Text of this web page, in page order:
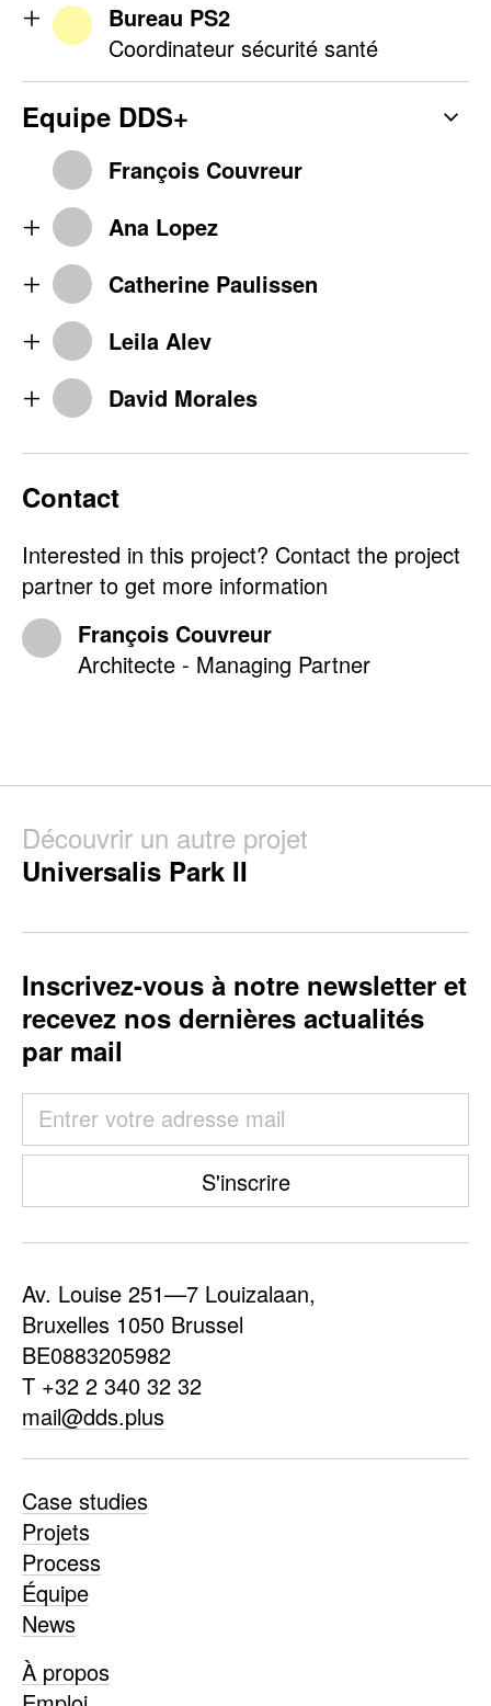
Bureau PS2
Coordinateur sécurité santé
Equipe DDS+
François Couvreur
Ana Lopez
Catherine Paulissen
Leila Alev
David Morales
Contact
Interested in this project? Contact the project
partner to get more information
François Couvreur
Architecte - Managing Partner
Découvrir un autre projet
Universalis Park II
Inscrivez-vous à notre newsletter et
recevez nos dernières actualités
par mail
S'inscrire
Av. Louise 251—7 Louizalaan,
Bruxelles 1050 Brussel
BE0883205982
T +32 2 340 32 32
mail@dds.plus
Case studies
Projets
Process
Équipe
News
À propos